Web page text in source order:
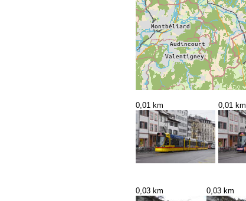
0,01 km 0,01 km
0,03 km 0,03 km